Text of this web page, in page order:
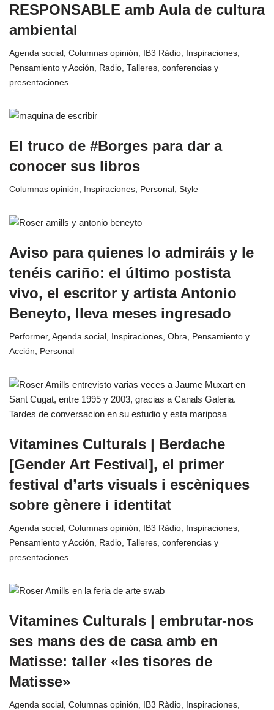
RESPONSABLE amb Aula de cultura
ambiental
Agenda social , Columnas opinión, IB3 Ràdio, Inspiraciones,
Pensamiento y Acción, Radio, Talleres, conferencias y
presentaciones
El truco de #Borges para dar a
conocer sus libros
Columnas opinión, Inspiraciones, Personal , Style
Aviso para quienes lo admiráis y le
tenéis cariño: el último postista
vivo, el escritor y artista Antonio
Beneyto, lleva meses ingresado
Performer, Agenda social , Inspiraciones, Obra, Pensamiento y
Acción, Personal
Vitamines Culturals | Berdache
[Gender Art Festival], el primer
festival d’arts visuals i escèniques
sobre gènere i identitat
Agenda social , Columnas opinión, IB3 Ràdio, Inspiraciones,
Pensamiento y Acción, Radio, Talleres, conferencias y
presentaciones
Vitamines Culturals | embrutar-nos
ses mans des de casa amb en
Matisse: taller «les tisores de
Matisse»
Agenda social , Columnas opinión, IB3 Ràdio, Inspiraciones,